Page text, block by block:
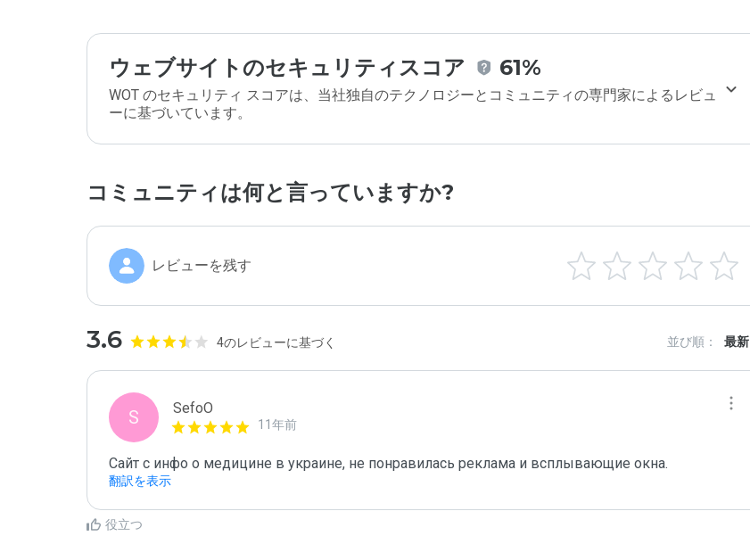
ウェブサイトのセキュリティスコア 61%
WOT のセキュリティ スコアは、当社独自のテクノロジーとコミュニティの専門家によるレビュ
ーに基づいています。
コミュニティは何と言っていますか?
レビューを残す
3.6 4のレビューに基づく 並び順： 最新
S SefoO
11年前
Сайт с инфо о медицине в украине, не понравилась реклама и всплывающие окна.
翻訳を表示
役立つ